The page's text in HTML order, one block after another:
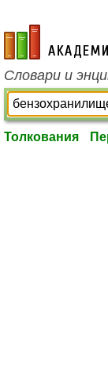
academic.ru
Словари и
Толкования